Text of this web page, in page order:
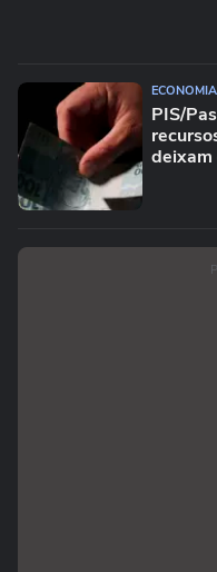
ECONOMIA
PIS/
deixam